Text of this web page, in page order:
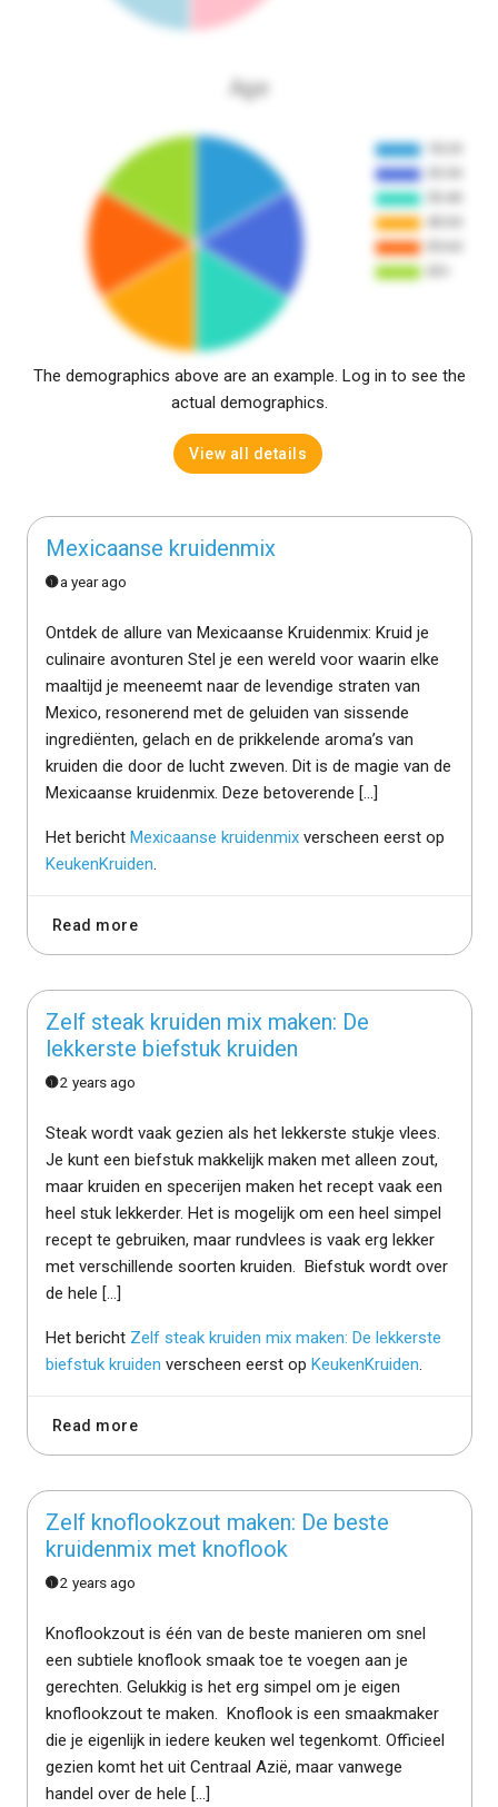
Age
The demographics above are an example. Log in to see the
actual demographics.
View all details
Mexicaanse kruidenmix
a year ago
Ontdek de allure van Mexicaanse Kruidenmix: Kruid je
culinaire avonturen Stel je een wereld voor waarin elke
maaltijd je meeneemt naar de levendige straten van
Mexico, resonerend met de geluiden van sissende
ingrediënten, gelach en de prikkelende aroma’s van
kruiden die door de lucht zweven. Dit is de magie van de
Mexicaanse kruidenmix. Deze betoverende […]
Het bericht Mexicaanse kruidenmixverscheen eerst op
KeukenKruiden
Read more
Zelf steak kruiden mix maken: De
lekkerste biefstuk kruiden
2 years ago
Steak wordt vaak gezien als het lekkerste stukje vlees.
Je kunt een biefstuk makkelijk maken met alleen zout,
maar kruiden en specerijen maken het recept vaak een
heel stuk lekkerder. Het is mogelijk om een heel simpel
recept te gebruiken, maar rundvlees is vaak erg lekker
met verschillende soorten kruiden. Biefstuk wordt over
de hele […]
Het bericht Zelf steak kruiden mix maken: De lekkerste
biefstuk kruiden verscheen eerst op KeukenKruiden
Read more
Zelf knoflookzout maken: De beste
kruidenmix met knoflook
2 years ago
Knoflookzout is één van de beste manieren om snel
een subtiele knoflook smaak toe te voegen aan je
gerechten. Gelukkig is het erg simpel om je eigen
knoflookzout te maken. Knoflook is een smaakmaker
die je eigenlijk in iedere keuken wel tegenkomt. Officieel
gezien komt het uit Centraal Azië, maar vanwege
handel over de hele […]